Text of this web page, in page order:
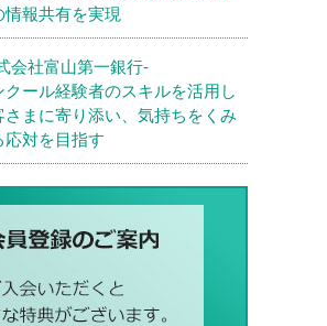
情報共有を実現
会社富山第一銀行-
クール経験者のスキルを活用し
さまに寄り添い、気持ちをくみ
応対を目指す